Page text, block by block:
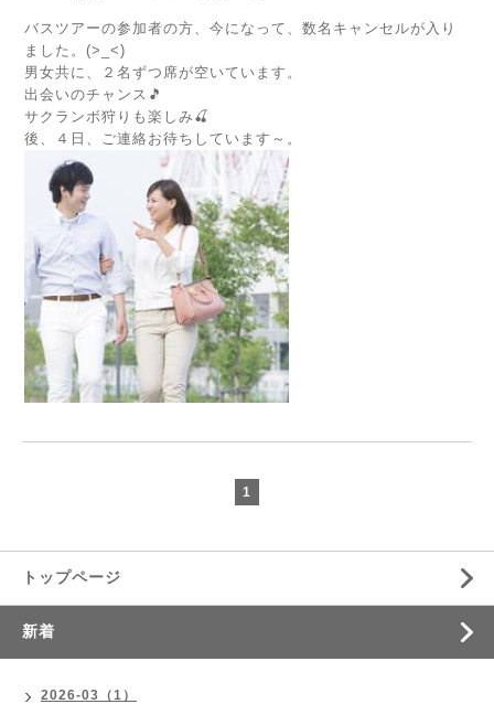
バスツアーの参加者の方、今になって、数名キャンセルが入り
ました。(>_<)
男女共に、２名ずつ席が空いています。
出会いのチャンス🎵
サクランボ狩りも楽しみ🍒
後、４日、ご連絡お待ちしています～。
1
トップページ
新着
2026-03（1）